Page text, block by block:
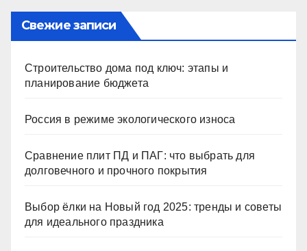
Свежие записи
Строительство дома под ключ: этапы и
планирование бюджета
Россия в режиме экологического износа
Сравнение плит ПД и ПАГ: что выбрать для
долговечного и прочного покрытия
Выбор ёлки на Новый год 2025: тренды и советы
для идеального праздника